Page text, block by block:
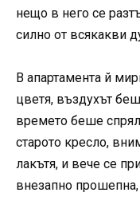
нещо в него се
силно от всякакви
В апартамента й
цветя, въздухът
времето беше
старото кресло,
лакътя, и вече се
внезапно